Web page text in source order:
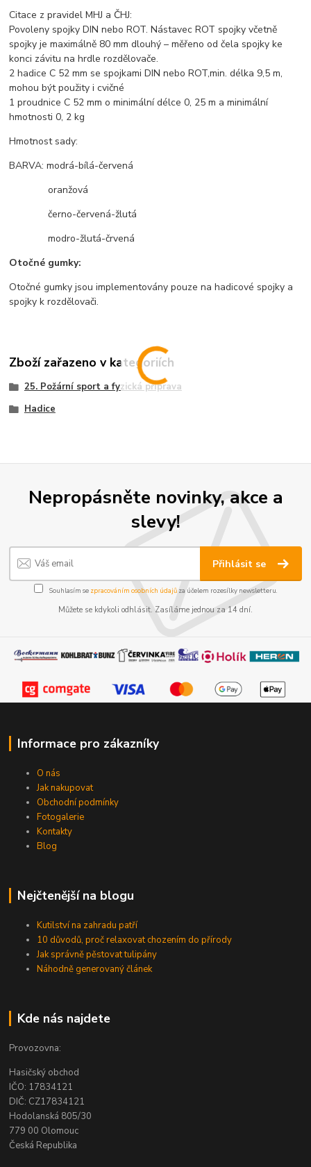
Citace z pravidel MHJ a ČHJ:
Povoleny spojky DIN nebo ROT. Nástavec ROT spojky včetně
spojky je maximálně 80 mm dlouhý – měřeno od čela spojky ke
konci závitu na hrdle rozdělovače.
2 hadice C 52 mm se spojkami DIN nebo ROT,min. délka 9,5 m,
mohou být použity i cvičné
1 proudnice C 52 mm o minimální délce 0, 25 m a minimální
hmotnosti 0, 2 kg
Hmotnost sady:
BARVA: modrá-bílá-červená
oranžová
černo-červená-žlutá
modro-žlutá-črvená
Otočné gumky:
Otočné gumky jsou implementovány pouze na hadicové spojky a
spojky k rozdělovači.
Zboží zařazeno v kategoriích
25. Požární sport a fyzická příprava
Hadice
Nepropásněte novinky, akce a
slevy!
Přihlásit se
Souhlasím se zpracováním osobních údajůza účelem rozesílky newsletteru.
Můžete se kdykoli odhlásit. Zasíláme jednou za 14 dní.
Informace pro zákazníky
O nás
Jak nakupovat
Obchodní podmínky
Fotogalerie
Kontakty
Blog
Nejčtenější na blogu
Kutilství na zahradu patří
10 důvodů, proč relaxovat chozením do přírody
Jak správně pěstovat tulipány
Náhodně generovaný článek
Kde nás najdete
Provozovna:
Hasičský obchod
IČO: 17834121
DIČ: CZ17834121
Hodolanská 805/30
779 00 Olomouc
Česká Republika